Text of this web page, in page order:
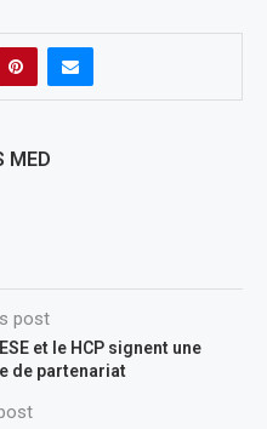
MED
post
et le HCP signent une
de partenariat